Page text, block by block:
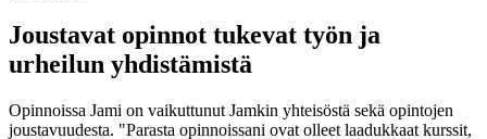
Joustavat opinnot tukevat työn ja
urheilun yhdistämistä
Opinnoissa Jami on vaikuttunut Jamkin yhteisöstä sekä opintojen
joustavuudesta. "Parasta opinnoissani ovat olleet laadukkaat kurssit,